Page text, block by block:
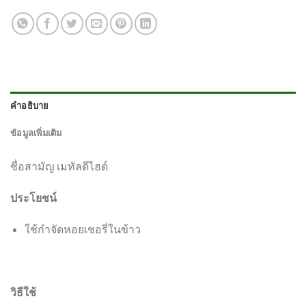
คำอธิบาย
ข้อมูลเพิ่มเติม
ชื่อสามัญ เมทัลดีไฮด์
ประโยชน์
ใช้กำจัดหอยเชอรี่ในข้าว
วิธีใช้